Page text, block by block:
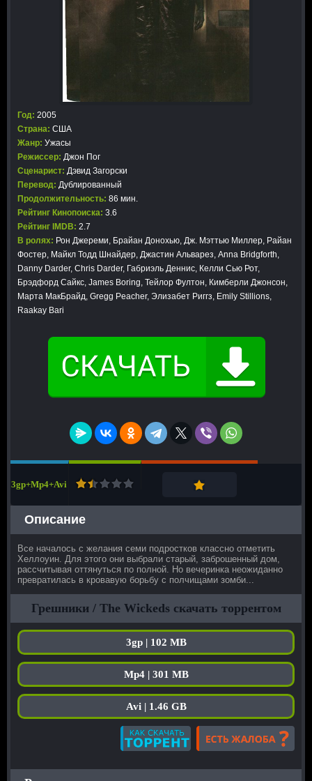
Год: 2005
Страна: США
Жанр: Ужасы
Режиссер: Джон Пог
Сценарист: Дэвид Загорски
Перевод: Дублированный
Продолжительность: 86 мин.
Рейтинг Кинопоиска: 3.6
Рейтинг IMDB: 2.7
В ролях: Рон Джереми, Брайан Донохью, Дж. Мэттью Миллер, Райан
Фостер, Майкл Тодд Шнайдер, Джастин Альварез, Anna Bridgforth,
Danny Darder, Chris Darder, Габриэль Деннис, Келли Сью Рот,
Брэдфорд Сайкс, James Boring, Тейлор Фултон, Кимберли Джонсон,
Марта МакБрайд, Gregg Peacher, Элизабет Риггз, Emily Stillions,
Raakay Bari
3gp+Mp4+Avi
Описание
Все началось с желания семи подростков классно отметить
Хеллоуин. Для этого они выбрали старый, заброшенный дом,
рассчитывая оттянуться по полной. Но вечеринка неожиданно
превратилась в кровавую борьбу с полчищами зомби...
Грешники / The Wickeds скачать торрентом
3gp | 102 MB
Mp4 | 301 MB
Avi | 1.46 GB